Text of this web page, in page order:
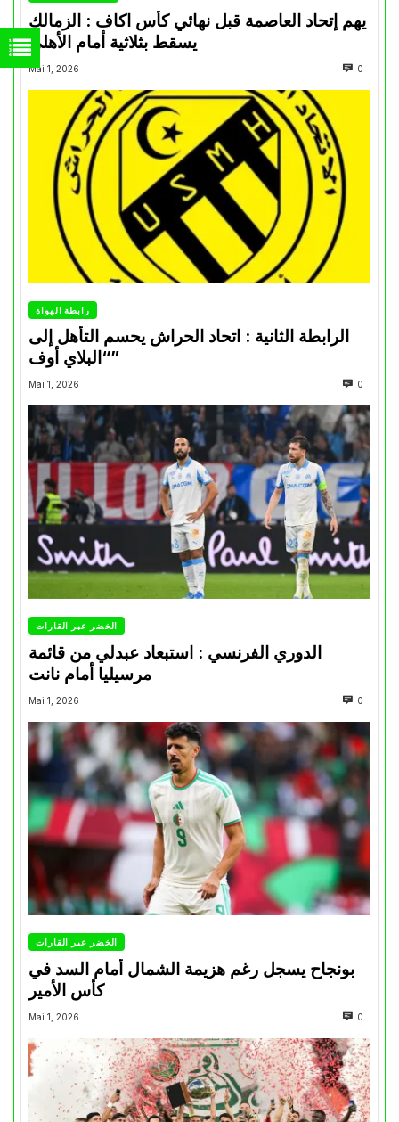
يهم إتحاد العاصمة قبل نهائي كأس اكاف : الزمالك
Mai 1, 2026 0
رابطة الهواة
الرابطة الثانية : اتحاد الحراش يحسم التأهل إلى
“البلاي أوف”
Mai 1, 2026 0
الخضر عبر القارات
الدوري الفرنسي : استبعاد عبدلي من قائمة
مرسيليا أمام نانت
Mai 1, 2026 0
الخضر عبر القارات
بونجاح يسجل رغم هزيمة الشمال أمام السد في
كأس الأمير
Mai 1, 2026 0